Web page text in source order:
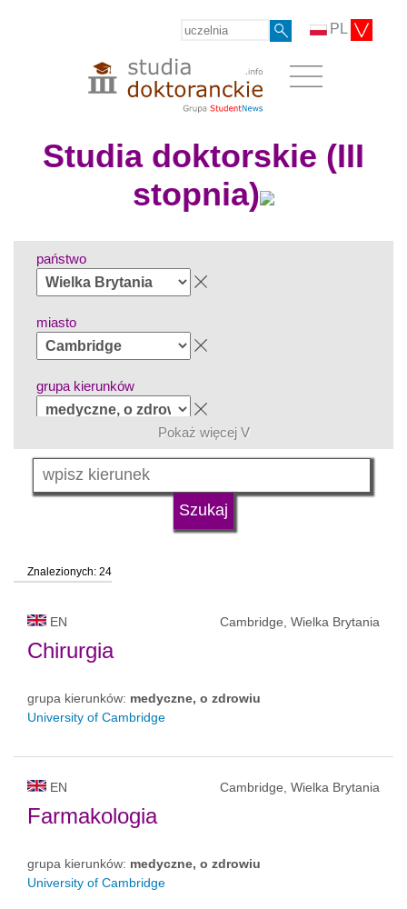
PL
Studia doktorskie (III
stopnia)
państwo
miasto
grupa kierunków
język
status uczelni
Pokaż więcej V
Znalezionych: 24
EN Cambridge, Wielka Brytania
Chirurgia
grupa kierunków: medyczne, o zdrowiu
University of Cambridge
EN Cambridge, Wielka Brytania
Farmakologia
grupa kierunków: medyczne, o zdrowiu
University of Cambridge